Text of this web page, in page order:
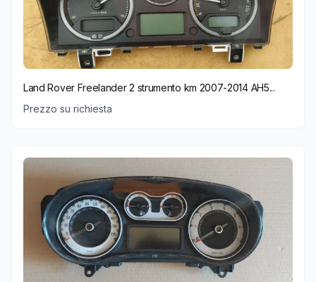
Land Rover Freelander 2 strumento km 2007-2014 AH5...
Prezzo su richiesta